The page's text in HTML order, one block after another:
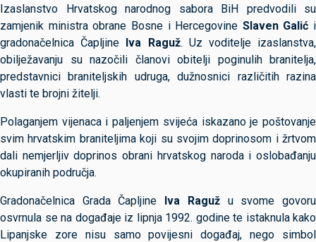
Izaslanstvo Hrvatskog narodnog sabora BiH predvodili su
zamjenik ministra obrane Bosne i Hercegovine Slaven Galić i
gradonačelnica Čapljine Iva Raguž. Uz voditelje izaslanstva,
obilježavanju su nazočili članovi obitelji poginulih branitelja,
predstavnici braniteljskih udruga, dužnosnici različitih razina
vlasti te brojni žitelji.
Polaganjem vijenaca i paljenjem svijeća iskazano je poštovanje
svim hrvatskim braniteljima koji su svojim doprinosom i žrtvom
dali nemjerljiv doprinos obrani hrvatskog naroda i oslobađanju
okupiranih područja.
Gradonačelnica Grada Čapljine Iva Ragužu svome govoru
osvrnula se na događaje iz lipnja 1992. godine te istaknula kako
Lipanjske zore nisu samo povijesni događaj, nego simbol